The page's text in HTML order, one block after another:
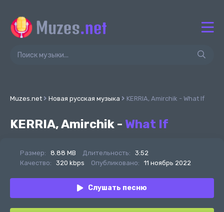
Muzes.net Новая русская музыка KERRIA, Amirchik - What If
KERRIA, Amirchik - What If
Размер: 8.88 MB Длительность:
3:52
Качество:
320 kbps Опубликовано: 11 ноябрь 2022
Слушать песню